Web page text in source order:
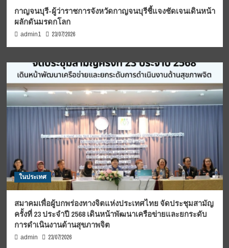
กาญจนบุรี-ผู้ว่าราชการจังหวัดกาญจนบุรีชี้แจงชัดเจนเดินหน้า
ผลักดันมรดกโลก
admin1 23/07/2026
ในประเทศ
สมาคมเพื่อผู้บกพร่องทางจิตแห่งประเทศไทย จัดประชุมสามัญ
ครั้งที่ 23 ประจำปี 2568 เดินหน้าพัฒนาเครือข่ายและยกระดับ
การดำเนินงานด้านสุขภาพจิต
admin 23/07/2026